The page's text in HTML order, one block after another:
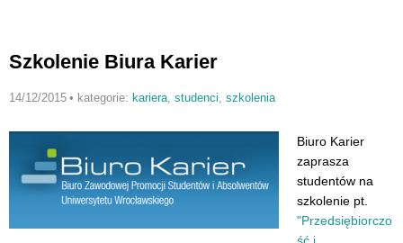
Szkolenie Biura Karier
14/12/2015 • kategorie: kariera, studenci szkolenia
Biuro Karier
zaprasza
studentów na
szkolenie pt.
"Przedsiębiorczo
ść i